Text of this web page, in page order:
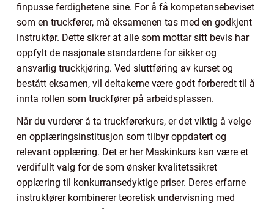
finpusse ferdighetene sine. For å få kompetansebeviset
som en truckfører, må eksamenen tas med en godkjent
instruktør. Dette sikrer at alle som mottar sitt bevis har
oppfylt de nasjonale standardene for sikker og
ansvarlig truckkjøring. Ved sluttføring av kurset og
bestått eksamen, vil deltakerne være godt forberedt til å
innta rollen som truckfører på arbeidsplassen.
Når du vurderer å ta truckførerkurs, er det viktig å velge
en opplæringsinstitusjon som tilbyr oppdatert og
relevant opplæring. Det er her Maskinkurs kan være et
verdifullt valg for de som ønsker kvalitetssikret
opplæring til konkurransedyktige priser. Deres erfarne
instruktører kombinerer teoretisk undervisning med